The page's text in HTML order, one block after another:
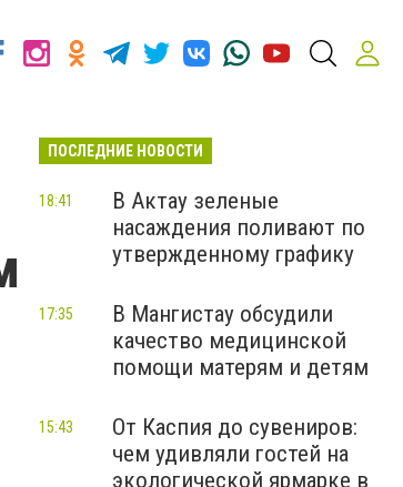
ПОСЛЕДНИЕ НОВОСТИ
В Актау зеленые
насаждения поливают по
утвержденному графику
18:41
В Мангистау обсудили
качество медицинской
помощи матерям и детям
17:35
От Каспия до сувениров:
чем удивляли гостей на
экологической ярмарке в
15:43